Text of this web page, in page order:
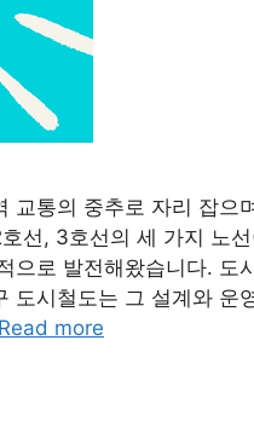
교통의 중추로 자리 잡으
선, 3호선의 세 가지 노
으로 발전해왔습니다. 도
도시철도는 그 설계와 운
Read more